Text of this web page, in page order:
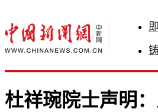
杜祥琬院士声明